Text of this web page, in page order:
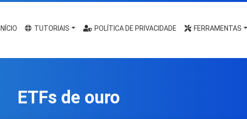
INÍCIO TUTORIAIS POLÍTICA DE PRIVACIDADE FERRAMENTAS
ETFs de ouro